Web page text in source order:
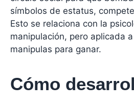
símbolos de estatus,
Esto se relaciona con la
manipulación, pero aplicada
manipulas para ganar.
Cómo